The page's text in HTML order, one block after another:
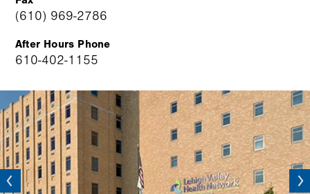
(610) 969-2786
After Hours Phone
610-402-1155
Image
Next